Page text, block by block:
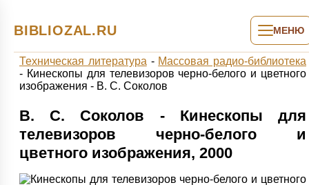
BIBLIOZAL.RU МЕНЮ
Техническая литература - Массовая радио-библиотека
- Кинескопы для телевизоров черно-белого и цветного
изображения - В. С. Соколов
В. С. Соколов - Кинескопы для
телевизоров черно-белого и
цветного изображения, 2000